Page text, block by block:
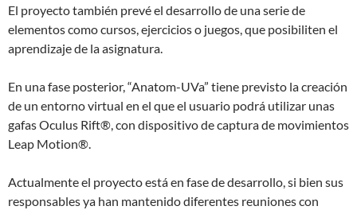
El proyecto también prevé el desarrollo de una serie de
elementos como cursos, ejercicios o juegos, que posibiliten el
aprendizaje de la asignatura.
En una fase posterior, “Anatom-UVa” tiene previsto la creación
de un entorno virtual en el que el usuario podrá utilizar unas
gafas Oculus Rift®, con dispositivo de captura de movimientos
Leap Motion®.
Actualmente el proyecto está en fase de desarrollo, si bien sus
responsables ya han mantenido diferentes reuniones con